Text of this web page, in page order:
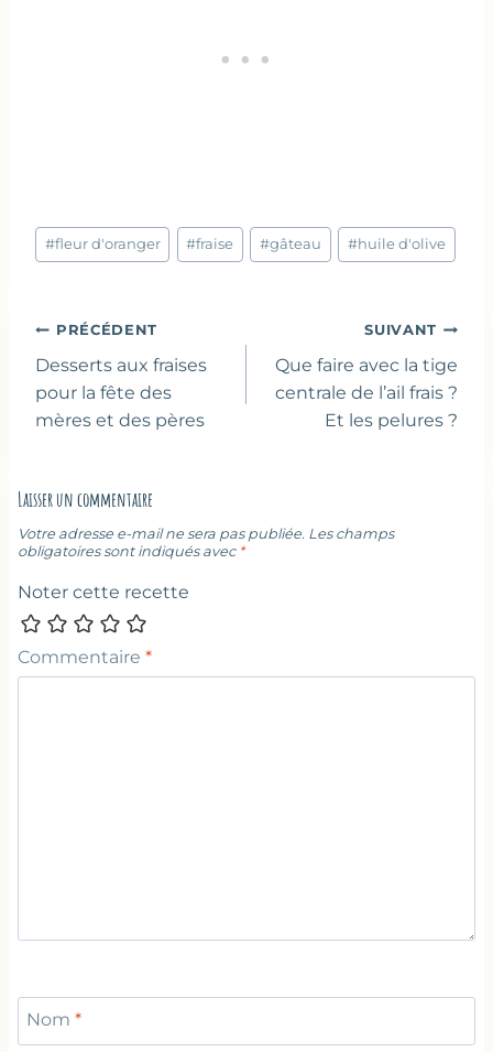
Étiquettes
de
#fleur d'oranger #fraise #gâteau #huile d'olive
Navigation
de
l’article
PRÉCÉDENT
Desserts aux fraises
pour la fête des
mères et des pères
SUIVANT
Que faire avec la tige
centrale de l’ail frais ?
Et les pelures ?
Laisser un commentaire
Votre adresse e-mail ne sera pas publiée. Les champs
obligatoires sont indiqués avec *
Noter cette recette
Commentaire *
Nom *